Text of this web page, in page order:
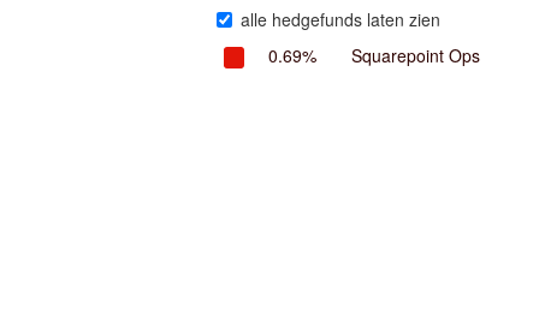
alle hedgefunds laten zien
0.69%
Squarepoint Ops